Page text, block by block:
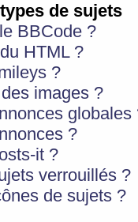
de sujets
BBCode ?
HTML ?
?
images ?
globales
?
it ?
verrouillés ?
de sujets ?